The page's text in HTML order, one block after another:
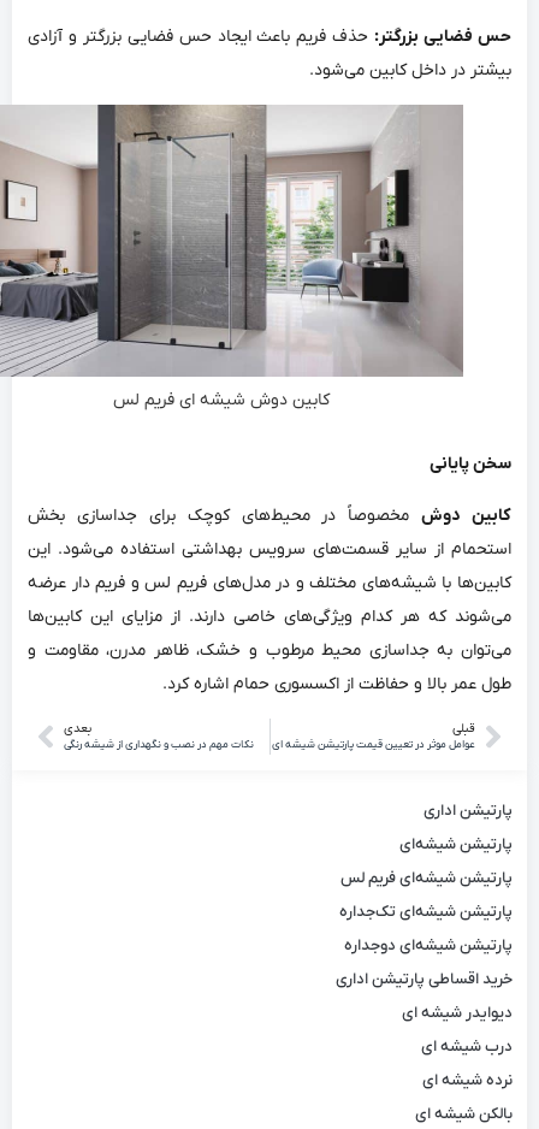
پارتیشن اداری
پارتیشن شیشه‌ای
پارتیشن شیشه‌ای فریم لس
پارتیشن شیشه‌ای تک‌جداره
پارتیشن شیشه‌ای دوجداره
خرید اقساطی پارتیشن اداری
دیوایدر شیشه ای
درب شیشه ای
نرده شیشه ای
بالکن شیشه ای
حس فضایی بزرگتر:حذف فریم باعث ایجاد حس فضایی بزرگتر و آزادی
بیشتر در داخل کابین می‌شود.
کابین دوش شیشه ای فریم لس
سخن پایانی
کابین دوشمخصوصاً در محیط‌های کوچک برای جداسازی بخش
استحمام از سایر قسمت‌های سرویس بهداشتی استفاده می‌شود. این
کابین‌ها با شیشه‌های مختلف و در مدل‌های فریم لس و فریم دار عرضه
می‌شوند که هر کدام ویژگی‌های خاصی دارند. از مزایای این کابین‌ها
می‌توان به جداسازی محیط مرطوب و خشک، ظاهر مدرن، مقاومت و
طول عمر بالا و حفاظت از اکسسوری حمام اشاره کرد.
قبلی
عوامل موثر در تعیین قیمت پارتیشن شیشه‌ ای
بعدی
نکات مهم در نصب و نگهداری از شیشه رنگی